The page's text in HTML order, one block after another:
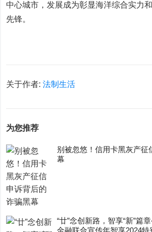
中心城市，发展成为彰显海洋综合实力
先锋。
关于作者:法制生活
为您推荐
别被忽悠！信用卡黑灰产征
幕
“廿”念创新路，智享“新”
金融联合宣传年智享2024特